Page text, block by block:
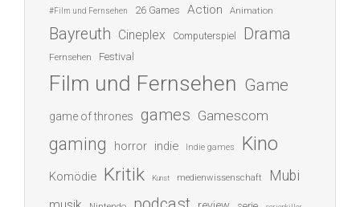
#Film und Fernsehen 26 Games Action Animation
Bayreuth Cineplex Computerspiel Drama
Fernsehen Festival
Film und Fernsehen Game
game of thrones games Gamescom
gaming horror indie Indie games Kino
Komödie Kritik Kunst medienwissenschaft Mubi